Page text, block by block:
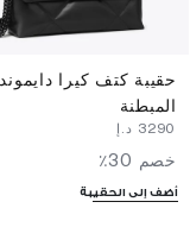
حقيبة كتف كيرا دايموند
المبطنة
خصم 30٪
أضف إلى الحقيبة